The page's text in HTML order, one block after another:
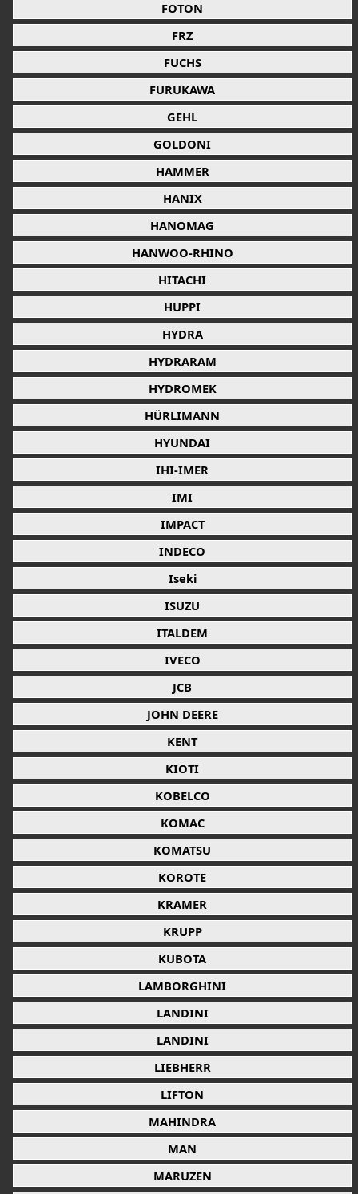
FOTON
FRZ
FUCHS
FURUKAWA
GEHL
GOLDONI
HAMMER
HANIX
HANOMAG
HANWOO-RHINO
HITACHI
HUPPI
HYDRA
HYDRARAM
HYDROMEK
HÜRLIMANN
HYUNDAI
IHI-IMER
IMI
IMPACT
INDECO
Iseki
ISUZU
ITALDEM
IVECO
JCB
JOHN DEERE
KENT
KIOTI
KOBELCO
KOMAC
KOMATSU
KOROTE
KRAMER
KRUPP
KUBOTA
LAMBORGHINI
LANDINI
LANDINI
LIEBHERR
LIFTON
MAHINDRA
MAN
MARUZEN